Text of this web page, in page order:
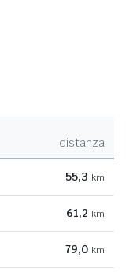
distanza
55,3 km
61,2 km
79,0 km